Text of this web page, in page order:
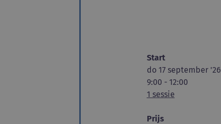
Start
do 17 september '26
9:00 - 12:00
1 sessie
Prijs